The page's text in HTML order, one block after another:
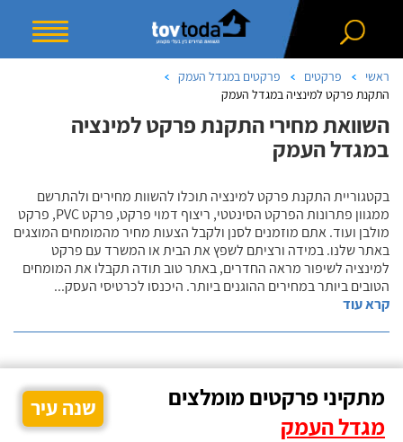
ראשי פרקטים
פרקטים במגדל העמק
התקנת פרקט למינציה במגדל העמק
השוואת מחירי התקנת פרקט למינציה
במגדל העמק
בקטגוריית התקנת פרקט למינציה תוכלו להשוות מחירים ולהתרשם
ממגוון פתרונות הפרקט הסינטטי, ריצוף דמוי פרקט, פרקט PVC, פרקט
מולבן ועוד. אתם מוזמנים לסנן ולקבל הצעות מחיר מהמומחים המוצגים
באתר שלנו. במידה ורציתם לשפץ את הבית או המשרד עם פרקט
למינציה לשיפור מראה החדרים, באתר טוב תודה תקבלו את המומחים
הטובים ביותר במחירים ההוגנים ביותר. היכנסו לכרטיסי העסק...
קרא עוד
מתקיני פרקטים מומלצים
מגדל העמק
שנה עיר